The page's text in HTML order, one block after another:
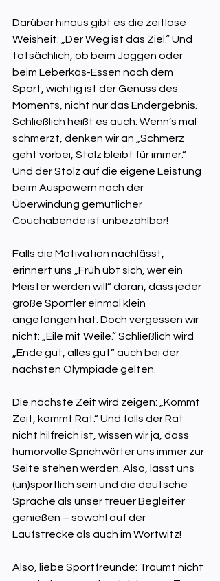
Darüber hinaus gibt es die zeitlose
Weisheit: „Der Weg ist das Ziel.“ Und
tatsächlich, ob beim Joggen oder
beim Leberkäs-Essen nach dem
Sport, wichtig ist der Genuss des
Moments, nicht nur das Endergebnis.
Schließlich heißt es auch: Wenn’s mal
schmerzt, denken wir an „Schmerz
geht vorbei, Stolz bleibt für immer.“
Und der Stolz auf die eigene Leistung
beim Auspowern nach der
Überwindung gemütlicher
Couchabende ist unbezahlbar!
Falls die Motivation nachlässt,
erinnert uns „Früh übt sich, wer ein
Meister werden will“ daran, dass jeder
große Sportler einmal klein
angefangen hat. Doch vergessen wir
nicht: „Eile mit Weile.“ Schließlich wird
„Ende gut, alles gut“ auch bei der
nächsten Olympiade gelten.
Die nächste Zeit wird zeigen: „Kommt
Zeit, kommt Rat.“ Und falls der Rat
nicht hilfreich ist, wissen wir ja, dass
humorvolle Sprichwörter uns immer zur
Seite stehen werden. Also, lasst uns
(un)sportlich sein und die deutsche
Sprache als unser treuer Begleiter
genießen – sowohl auf der
Laufstrecke als auch im Wortwitz!
Also, liebe Sportfreunde: Träumt nicht